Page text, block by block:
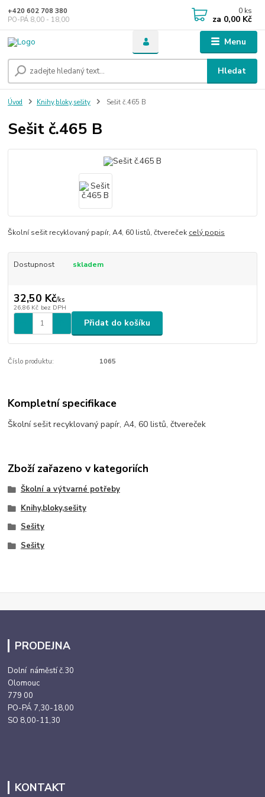
Menu
Hledat
+420 602 708 380
PO-PÁ 8,00 - 18,00
0 ks
za 0,00 Kč
Úvod Knihy,bloky,sešity Sešit č.465 B
Sešit č.465 B
Školní sešit recyklovaný papír, A4, 60 listů, čtvereček celý popis
Dostupnost skladem
32,50 Kč/ks
26,86 Kč bez DPH
Přidat do košíku
Číslo produktu: 1065
Kompletní specifikace
Školní sešit recyklovaný papír, A4, 60 listů, čtvereček
Zboží zařazeno v kategoriích
Školní a výtvarné potřeby
Knihy,bloky,sešity
Sešity
Sešity
PRODEJNA
Dolní náměstí č.30
Olomouc
779 00
PO-PÁ 7,30-18,00
SO 8,00-11,30
KONTAKT